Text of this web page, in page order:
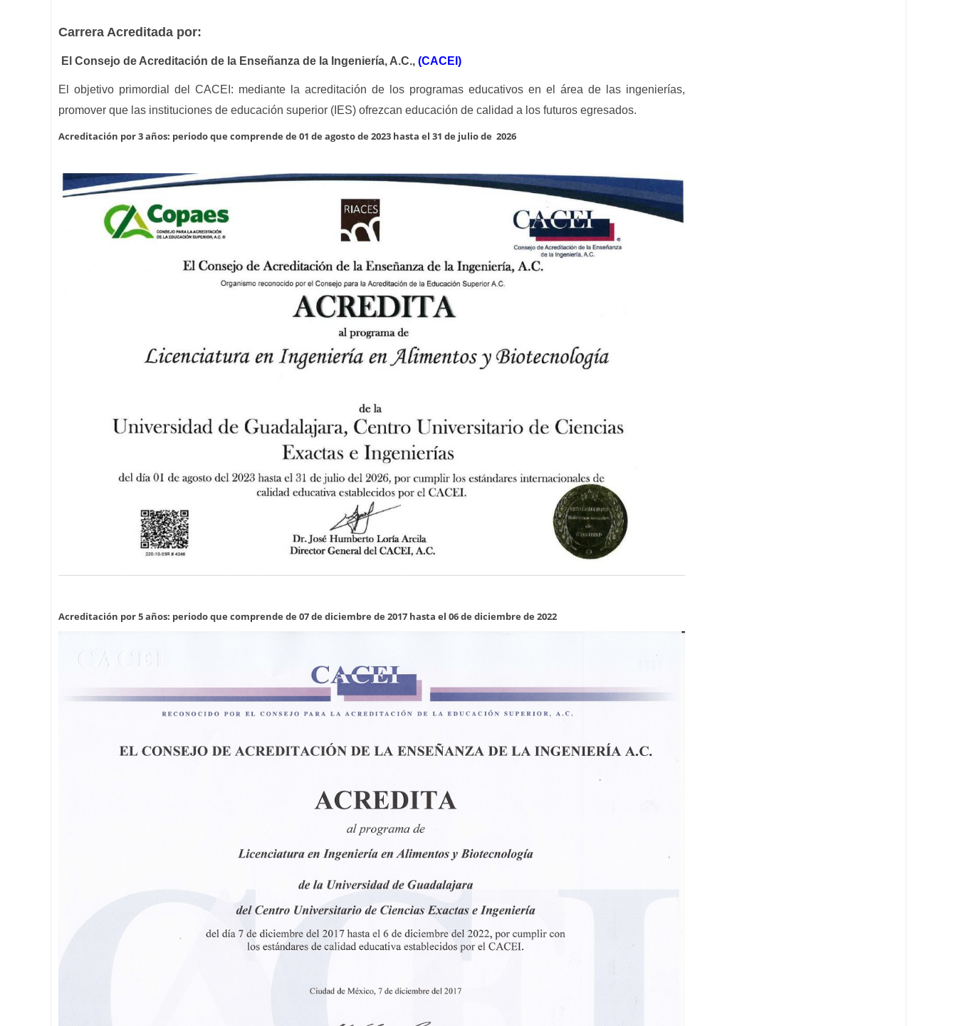
Carrera Acreditada por:
El Consejo de Acreditación de la Enseñanza de la Ingeniería, A.C., (CACEI)
El objetivo primordial del CACEI: mediante la acreditación de los programas educativos en el área de las ingenierías,
promover que las instituciones de educación superior (IES) ofrezcan educación de calidad a los futuros egresados.
Acreditación por 3 años: periodo que comprende de 01 de agosto de 2023 hasta el 31 de julio de 2026
Acreditación por 5 años: periodo que comprende de 07 de diciembre de 2017 hasta el 06 de diciembre de 2022